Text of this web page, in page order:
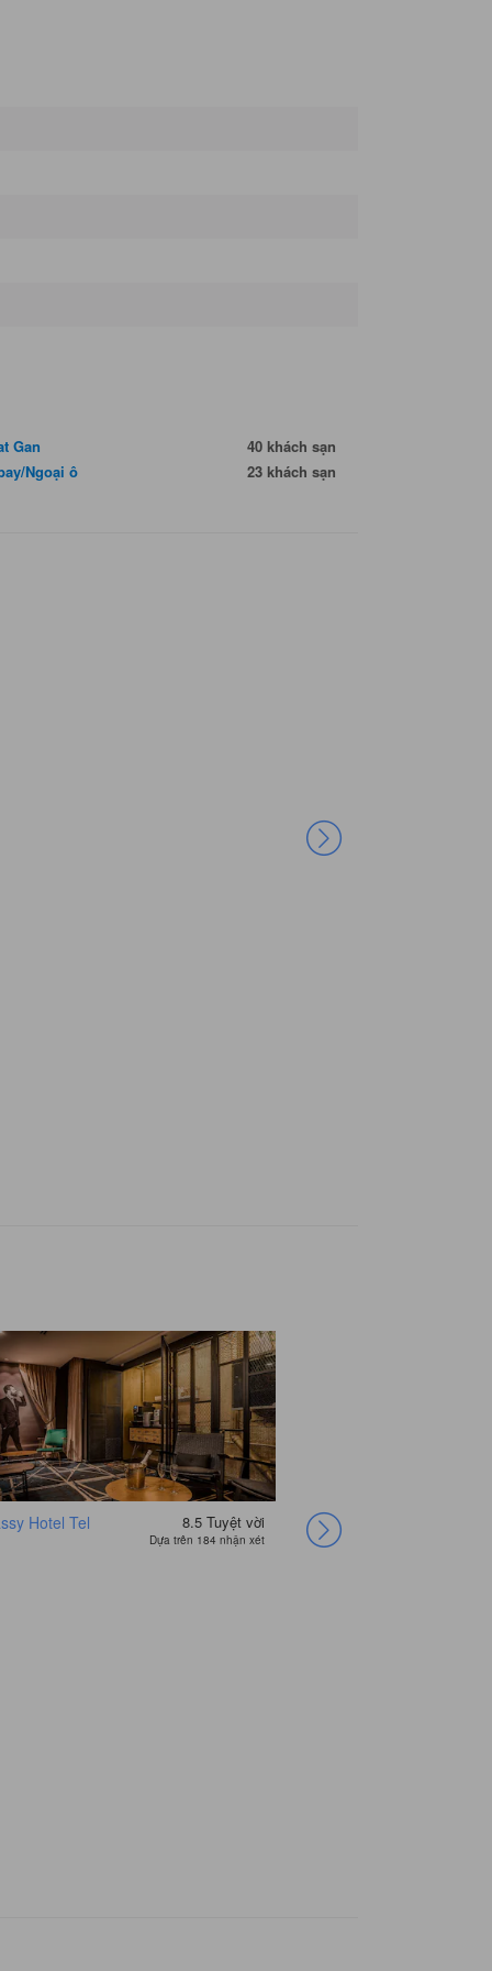
Gan
40 khách sạn
Ngoại ô
23 khách sạn
Hotel Tel 8.5 Tuyệt vời
Dựa trên 184 nhận xét
Hotel 75 By Prima
Hotels